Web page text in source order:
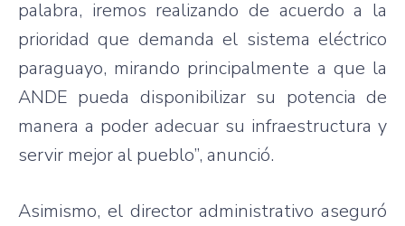
palabra, iremos realizando de acuerdo a la
prioridad que demanda el sistema eléctrico
paraguayo, mirando principalmente a que la
ANDE pueda disponibilizar su potencia de
manera a poder adecuar su infraestructura y
servir mejor al pueblo”, anunció.
Asimismo, el director administrativo aseguró